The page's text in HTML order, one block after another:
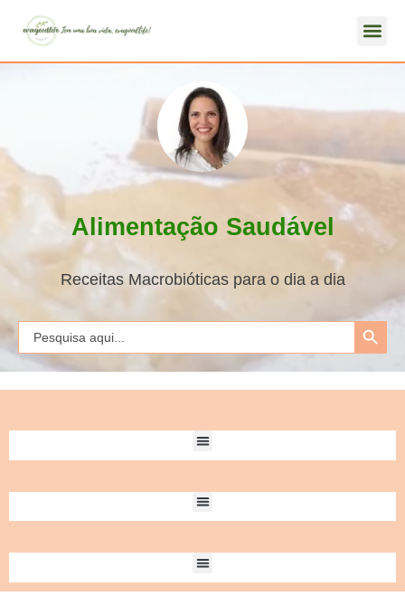
Alimentação Saudável
Receitas Macrobióticas para o dia a dia
Search
for:
Search Button